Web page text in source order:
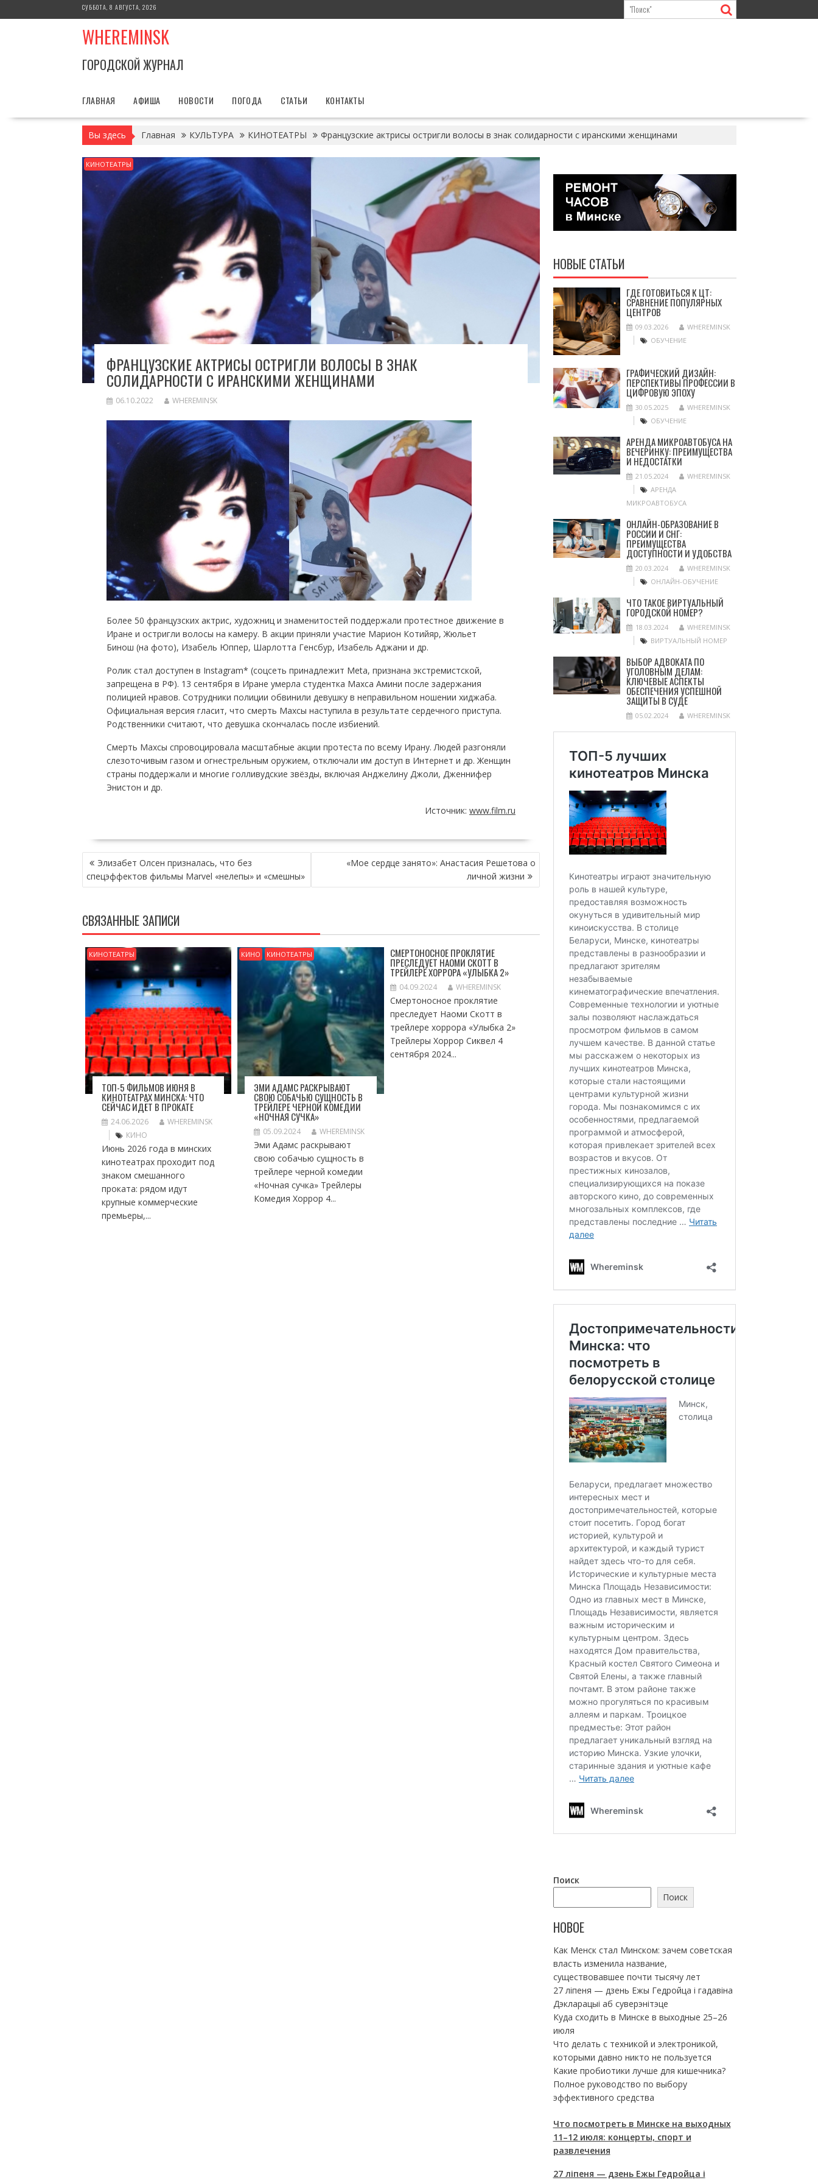
к
СУББОТА, 8 АВГУСТА, 2026
WHEREMINSK
ГОРОДСКОЙ ЖУРНАЛ
ГЛАВНАЯ АФИША НОВОСТИ ПОГОДА СТАТЬИ КОНТАКТЫ
Вы здесь Главная КУЛЬТУРА КИНОТЕАТРЫ Французские актрисы остригли волосы в знак солидарности с иранскими женщинами
КИНОТЕАТРЫ
ФРАНЦУЗСКИЕ АКТРИСЫ ОСТРИГЛИ ВОЛОСЫ В ЗНАК
СОЛИДАРНОСТИ С ИРАНСКИМИ ЖЕНЩИНАМИ
06.10.2022 WHEREMINSK
Более 50 французских актрис, художниц и знаменитостей поддержали протестное движение в
Иране и остригли волосы на камеру. В акции приняли участие Марион Котийяр, Жюльет
Бинош (на фото), Изабель Юппер, Шарлотта Генсбур, Изабель Аджани и др.
Ролик стал доступен в Instagram* (соцсеть принадлежит Meta, признана экстремистской,
запрещена в РФ). 13 сентября в Иране умерла студентка Махса Амини после задержания
полицией нравов. Сотрудники полиции обвинили девушку в неправильном ношении хиджаба.
Официальная версия гласит, что смерть Махсы наступила в результате сердечного приступа.
Родственники считают, что девушка скончалась после избиений.
Смерть Махсы спровоцировала масштабные акции протеста по всему Ирану. Людей разгоняли
слезоточивым газом и огнестрельным оружием, отключали им доступ в Интернет и др. Женщин
страны поддержали и многие голливудские звёзды, включая Анджелину Джоли, Дженнифер
Энистон и др.
Источник: www.film.ru
НАВИГАЦИЯ
ПО
ЗАПИСЯМ
Элизабет Олсен призналась, что без
спецэффектов фильмы Marvel «нелепы» и «смешны»
«Мое сердце занято»: Анастасия Решетова о
личной жизни
СВЯЗАННЫЕ ЗАПИСИ
КИНОТЕАТРЫ
ТОП-5 ФИЛЬМОВ ИЮНЯ В
КИНОТЕАТРАХ МИНСКА: ЧТО
СЕЙЧАС ИДЁТ В ПРОКАТЕ
24.06.2026
WHEREMINSK
КИНО
Июнь 2026 года в минских
кинотеатрах проходит под
знаком смешанного
проката: рядом идут
крупные коммерческие
премьеры,...
КИНО КИНОТЕАТРЫ
ЭМИ АДАМС РАСКРЫВАЮТ
СВОЮ СОБАЧЬЮ СУЩНОСТЬ В
ТРЕЙЛЕРЕ ЧЕРНОЙ КОМЕДИИ
«НОЧНАЯ СУЧКА»
05.09.2024 WHEREMINSK
Эми Адамс раскрывают
свою собачью сущность в
трейлере черной комедии
«Ночная сучка» Трейлеры
Комедия Хоррор 4...
СМЕРТОНОСНОЕ ПРОКЛЯТИЕ
ПРЕСЛЕДУЕТ НАОМИ СКОТТ В
ТРЕЙЛЕРЕ ХОРРОРА «УЛЫБКА 2»
04.09.2024 WHEREMINSK
Смертоносное проклятие
преследует Наоми Скотт в
трейлере хоррора «Улыбка 2»
Трейлеры Хоррор Сиквел 4
сентября 2024...
НОВЫЕ СТАТЬИ
ГДЕ ГОТОВИТЬСЯ К ЦТ:
СРАВНЕНИЕ ПОПУЛЯРНЫХ
ЦЕНТРОВ
09.03.2026
WHEREMINSK
ОБУЧЕНИЕ
ГРАФИЧЕСКИЙ ДИЗАЙН:
ПЕРСПЕКТИВЫ ПРОФЕССИИ В
ЦИФРОВУЮ ЭПОХУ
30.05.2025
WHEREMINSK
ОБУЧЕНИЕ
АРЕНДА МИКРОАВТОБУСА НА
ВЕЧЕРИНКУ: ПРЕИМУЩЕСТВА
И НЕДОСТАТКИ
21.05.2024
WHEREMINSK
АРЕНДА
МИКРОАВТОБУСА
ОНЛАЙН-ОБРАЗОВАНИЕ В
РОССИИ И СНГ:
ПРЕИМУЩЕСТВА
ДОСТУПНОСТИ И УДОБСТВА
20.03.2024
WHEREMINSK
ОНЛАЙН-ОБУЧЕНИЕ
ЧТО ТАКОЕ ВИРТУАЛЬНЫЙ
ГОРОДСКОЙ НОМЕР?
18.03.2024
WHEREMINSK
ВИРТУАЛЬНЫЙ НОМЕР
ВЫБОР АДВОКАТА ПО
УГОЛОВНЫМ ДЕЛАМ:
КЛЮЧЕВЫЕ АСПЕКТЫ
ОБЕСПЕЧЕНИЯ УСПЕШНОЙ
ЗАЩИТЫ В СУДЕ
05.02.2024 WHEREMINSK
Поиск
Поиск
НОВОЕ
Как Менск стал Минском: зачем советская
власть изменила название,
существовавшее почти тысячу лет
27 ліпеня — дзень Ежы Гедройца і гадавіна
Дэкларацыі аб суверэнітэце
Куда сходить в Минске в выходные 25–26
июля
Что делать с техникой и электроникой,
которыми давно никто не пользуется
Какие пробиотики лучше для кишечника?
Полное руководство по выбору
эффективного средства
Что посмотреть в Минске на выходных
11–12 июля: концерты, спорт и
развлечения
27 ліпеня — дзень Ежы Гедройца і